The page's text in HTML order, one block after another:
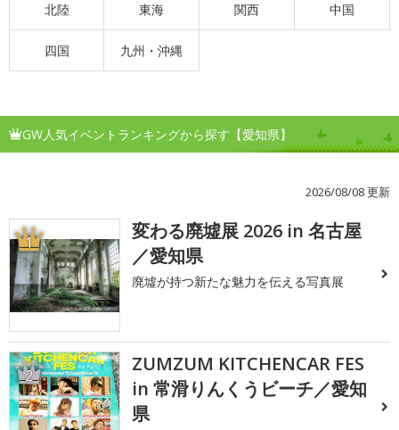
北陸 東海 関西 中国
四国 九州・沖縄
GW人気イベントランキングから探す【愛知県】
2026/08/08 更新
1
変わる廃墟展 2026 in 名古屋
／愛知県
廃墟が持つ新たな魅力を伝える写真展
2
ZUMZUM KITCHENCAR FES
in 常滑りんくうビーチ／愛知
県